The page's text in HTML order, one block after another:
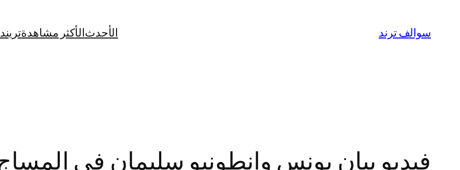
المحتوى
سوالف ترند الأحدثالأكثر مشاهدةتريند